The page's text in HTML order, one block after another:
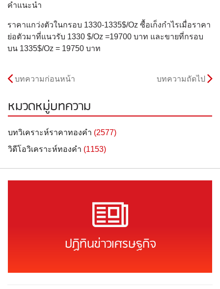
คำแนะนำ
ราคาแกว่งตัวในกรอบ 1330-1335$/Oz ซื้อเก็งกำไรเมื่อราคา
ย่อตัวมาที่แนวรับ 1330 $/Oz =19700 บาท และขายที่กรอบ
บน 1335$/Oz = 19750 บาท
บทความก่อนหน้า บทความถัดไป
หมวดหมู่บทความ
บทวิเคราะห์ราคาทองคำ (2577)
วิดีโอวิเคราะห์ทองคำ (1153)
ปฏิทินข่าวเศรษฐกิจ